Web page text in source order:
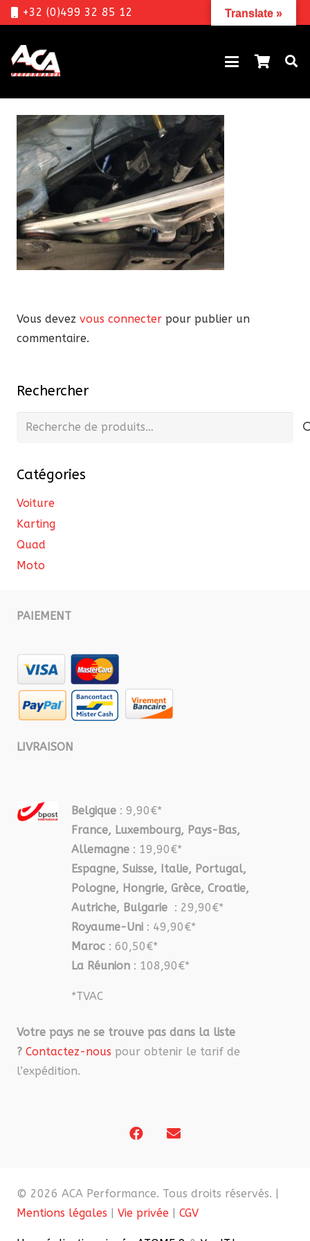
+32 (0)499 32 85 12
Vous devez vous connecter pour publier un
commentaire.
Rechercher
Recherche
Catégories
Voiture
Karting
Quad
Moto
PAIEMENT
LIVRAISON
Belgique : 9,90€*
France, Luxembourg, Pays-Bas,
Allemagne : 19,90€*
Espagne, Suisse, Italie, Portugal,
Pologne, Hongrie, Grèce, Croatie,
Autriche, Bulgarie : 29,90€*
Royaume-Uni : 49,90€*
Maroc : 60,50€*
La Réunion : 108,90€*
*TVAC
Votre pays ne se trouve pas dans la liste
? Contactez-nous pour obtenir le tarif de
l’expédition.
© 2026 ACA Performance. Tous droits réservés. |
Mentions légales | Vie privée | CGV
Translate »